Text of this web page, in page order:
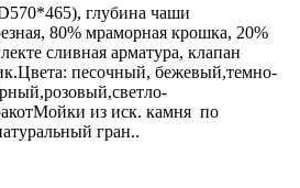
глубина чаши
80% мраморная крошка, 20%
сливная арматура, клапан
песочный, бежевый,темно-
из иск. камня по
гран..